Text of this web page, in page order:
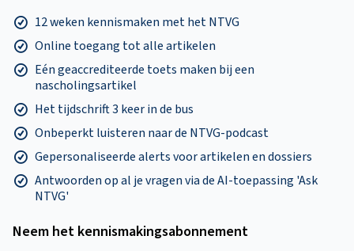
12 weken kennismaken met het NTVG
Online toegang tot alle artikelen
Eén geaccrediteerde toets maken bij een
nascholingsartikel
Het tijdschrift 3 keer in de bus
Onbeperkt luisteren naar de NTVG-podcast
Gepersonaliseerde alerts voor artikelen en dossiers
Antwoorden op al je vragen via de AI-toepassing 'Ask
NTVG'
Neem het kennismakings­abonnement